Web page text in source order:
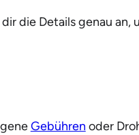
die Details genau an,
Gebühren oder